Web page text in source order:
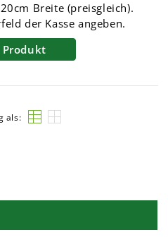
Breite (preisgleich).
der Kasse angeben.
Produkt
als: